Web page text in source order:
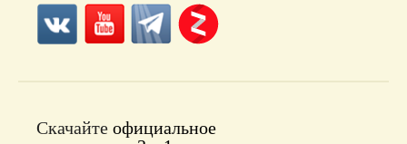
Скачайте официальное